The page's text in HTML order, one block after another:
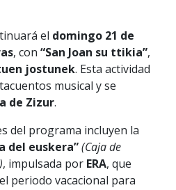
el domingo 21 de
, con “San Joan su ttikia”,
jostunek. Esta actividad
musical y se
de Zizur.
del programa incluyen la
del euskera”(Caja de
, impulsada por ERA, que
periodo vacacional para